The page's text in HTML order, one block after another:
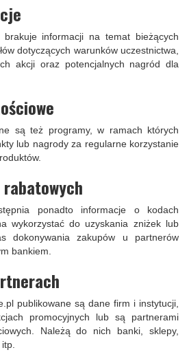
informacji na temat bieżących
dotyczących warunków uczestnictwa,
akcji oraz potencjalnych nagród dla
są też programy, w ramach których
lub nagrody za regularne korzystanie
rabatowych
ponadto informacje o kodach
wykorzystać do uzyskania zniżek lub
dokonywania zakupów u partnerów
bankiem.
publikowane są dane firm i instytucji,
promocyjnych lub są partnerami
Należą do nich banki, sklepy,